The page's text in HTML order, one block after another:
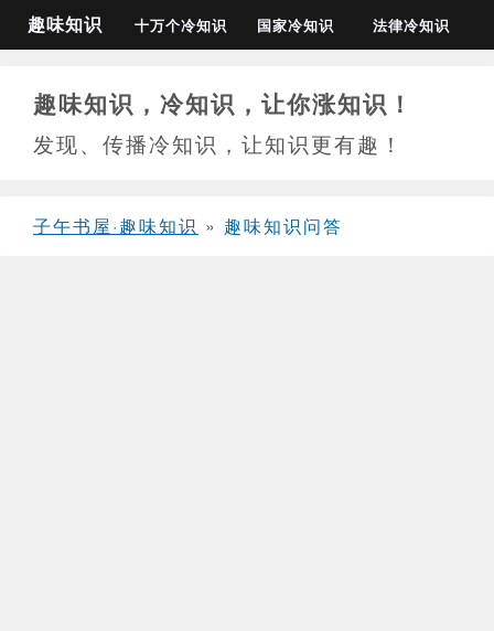
趣味知识 十万个冷知识 国家冷知识 法律冷知识
趣味知识，冷知识，让你涨知识！
发现、传播冷知识，让知识更有趣！
子午书屋·趣味知识 » 趣味知识问答